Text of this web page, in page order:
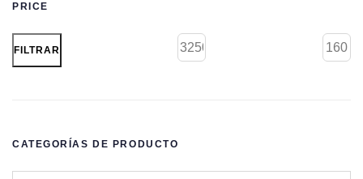
PRICE
FILTRAR
CATEGORÍAS DE PRODUCTO